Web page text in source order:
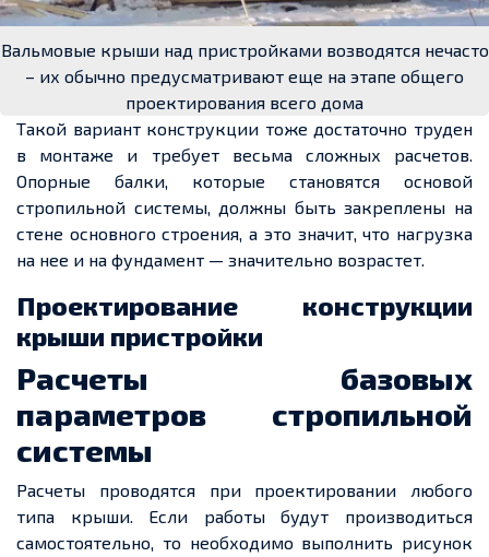
Вальмовые крыши над пристройками возводятся нечасто
– их обычно предусматривают еще на этапе общего
проектирования всего дома
Такой вариант конструкции тоже достаточно труден
в монтаже и требует весьма сложных расчетов.
Опорные балки, которые становятся основой
стропильной системы, должны быть закреплены на
стене основного строения, а это значит, что нагрузка
на нее и на фундамент — значительно возрастет.
Проектирование конструкции
крыши пристройки
Расчеты базовых
параметров стропильной
системы
Расчеты проводятся при проектировании любого
типа крыши. Если работы будут производиться
самостоятельно, то необходимо выполнить рисунок